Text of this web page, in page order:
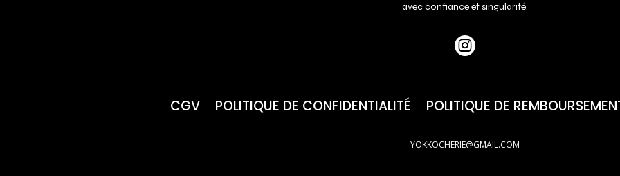
avec confiance et singularité.

CGV POLITIQUE DE CONFIDENTIALITÉ POLITIQUE DE
YOKKOCHERIE@GMAIL.COM